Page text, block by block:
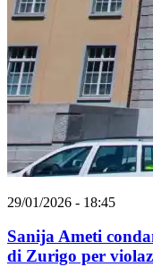
29/01/2026 - 18:45
Sanija Ameti
di Zurigo per